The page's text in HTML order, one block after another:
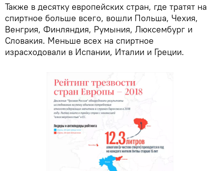
Также в десятку европейских стран, где тратят на
спиртное больше всего, вошли Польша, Чехия,
Венгрия, Финляндия, Румыния, Люксембург и
Словакия. Меньше всех на спиртное
израсходовали в Испании, Италии и Греции.